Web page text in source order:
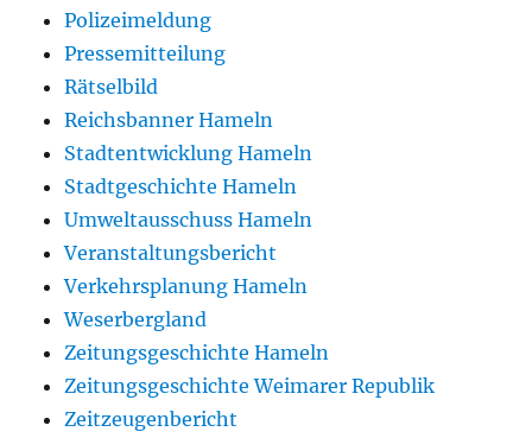
Polizeimeldung
Pressemitteilung
Rätselbild
Reichsbanner Hameln
Stadtentwicklung Hameln
Stadtgeschichte Hameln
Umweltausschuss Hameln
Veranstaltungsbericht
Verkehrsplanung Hameln
Weserbergland
Zeitungsgeschichte Hameln
Zeitungsgeschichte Weimarer Republik
Zeitzeugenbericht